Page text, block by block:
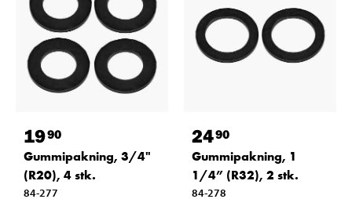
1990
Gummipakning, 3/4"
(R20), 4 stk.
84-277
2490
Gummipakning, 1
1/4” (R32), 2 stk.
84-278